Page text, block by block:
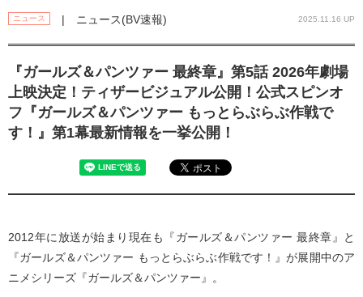
ニュース | ニュース(BV速報) 2025.11.16 UP
『ガールズ＆パンツァー 最終章』第5話 2026年劇場
上映決定！ティザービジュアル公開！公式スピンオ
フ『ガールズ＆パンツァー もっとらぶらぶ作戦で
す！』第1幕最新情報を一挙公開！
2012年に放送が始まり現在も『ガールズ＆パンツァー 最終章』と
『ガールズ＆パンツァー もっとらぶらぶ作戦です！』が展開中のア
ニメシリーズ『ガールズ＆パンツァー』。